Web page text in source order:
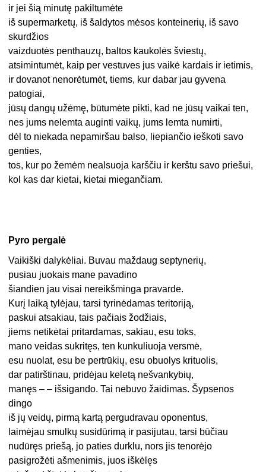
ir jei šią minutę pakiltumėte
iš supermarketų, iš šaldytos mėsos konteinerių, iš savo
skurdžios
vaizduotės penthauzų, baltos kaukolės šviestų,
atsimintumėt, kaip per vestuves jus vaikė kardais ir ietimis,
ir dovanot nenorėtumėt, tiems, kur dabar jau gyvena
patogiai,
jūsų dangų užėmę, būtumėte pikti, kad ne jūsų vaikai ten,
nes jums nelemta auginti vaikų, jums lemta numirti,
dėl to niekada nepamiršau balso, liepiančio ieškoti savo
genties,
tos, kur po žemėm nealsuoja karščiu ir kerštu savo priešui,
kol kas dar kietai, kietai miegančiam.
Pyro pergalė
Vaikiški dalykėliai. Buvau maždaug septynerių,
pusiau juokais mane pavadino
šiandien jau visai nereikšminga pravarde.
Kurį laiką tylėjau, tarsi tyrinėdamas teritoriją,
paskui atsakiau, tais pačiais žodžiais,
jiems netikėtai pritardamas, sakiau, esu toks,
mano veidas sukritęs, ten kunkuliuoja versmė,
esu nuolat, esu be pertrūkių, esu obuolys krituolis,
dar patirštinau, pridėjau keletą nešvankybių,
manęs – – išsigando. Tai nebuvo žaidimas. Šypsenos
dingo
iš jų veidų, pirmą kartą pergudravau oponentus,
laimėjau smulkų susidūrimą ir pasijutau, tarsi būčiau
nudūręs priešą, jo paties durklu, nors jis tenorėjo
pasigrožėti ašmenimis, juos iškėlęs